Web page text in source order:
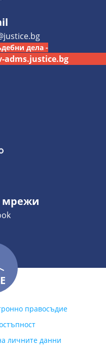
дела -
adms.justice.bg
мрежи
правосъдие
личните данни